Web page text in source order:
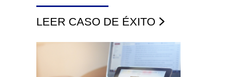
LEER CASO DE ÉXITO